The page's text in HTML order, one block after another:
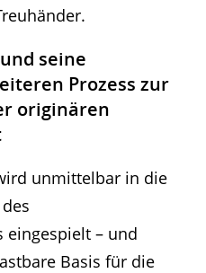
seine
Prozess zur
originären
unmittelbar in die
eingespielt – und
Basis für die